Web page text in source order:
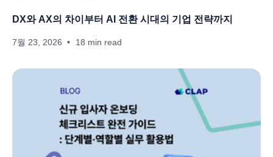
DX와 AX의 차이부터 AI 전환 시대의 기업 전략까지
7월 23, 2026 18 min read